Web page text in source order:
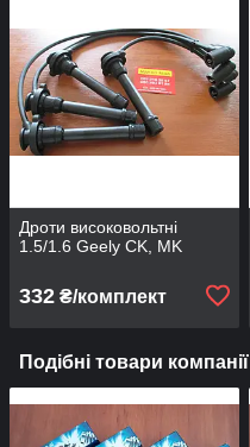
Дроти високовольтні
1.5/1.6 Geely CK, MK
332 ₴/комплект
Подібні товари компанії